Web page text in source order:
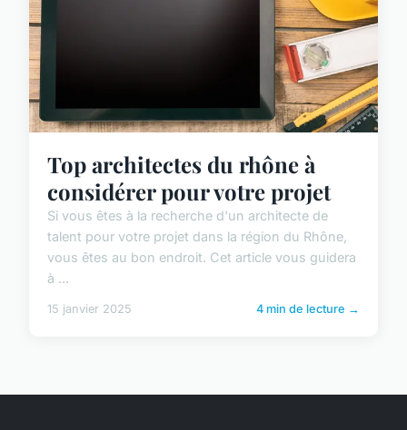
Top architectes du rhône à
considérer pour votre projet
Si vous êtes à la recherche d'un architecte de
talent pour votre projet dans la région du Rhône,
vous êtes au bon endroit. Cet article vous guidera
à ...
15 janvier 2025 4 min de lecture →